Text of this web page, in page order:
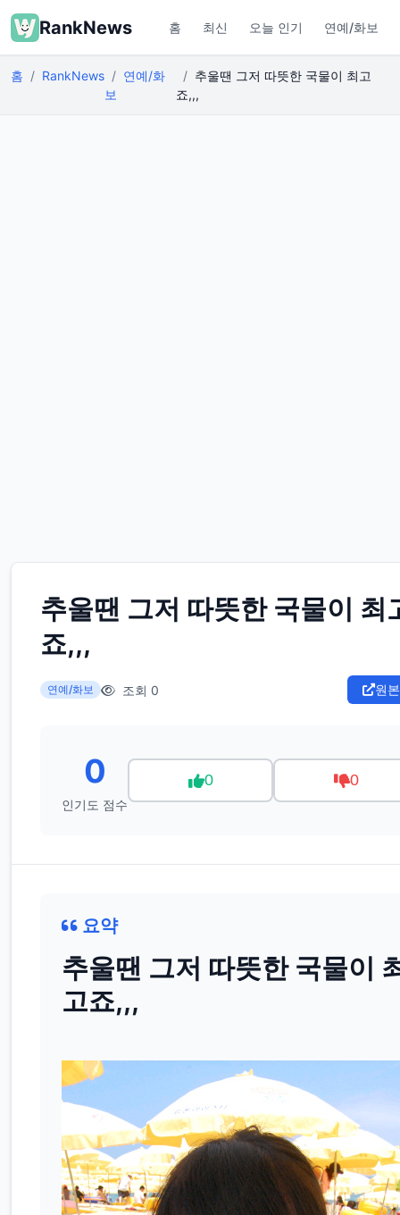
RankNews 홈 최신 오늘 인기 연예/화보
홈 RankNews
연예/화
보
추울땐 그저 따뜻한 국물이 최고
죠,,,
추울땐 그저 따뜻한 국물이 최
죠,,,
연예/화보 조회 0 원
0
인기도 점수
0 0
요약
추울땐 그저 따뜻한 국물이
고죠,,,